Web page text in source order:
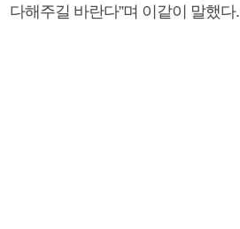
다해주길 바란다”며 이같이 말했다.